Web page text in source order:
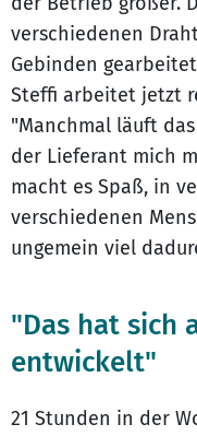
verschiedenen
Gebinden
Steffi arbeitet jetzt
"Manchmal läuft
der Lieferant mich
macht es Spaß, in
verschiedenen
ungemein viel
"Das hat sich
entwickelt"
21 Stunden in der